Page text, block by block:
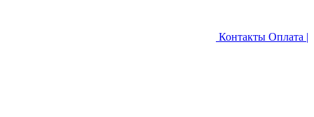
Контакты Оплата |